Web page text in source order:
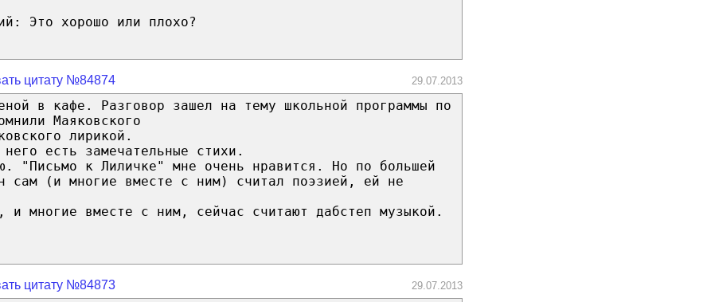
Это хорошо или плохо?
цитату №84874 29.07.2013
в кафе. Разговор зашел на тему школьной программы по
Маяковского
лирикой.
есть замечательные стихи.
"Письмо к Лиличке" мне очень нравится. Но по большей
сам (и многие вместе с ним) считал поэзией, ей не
многие вместе с ним, сейчас считают дабстеп музыкой.
цитату №84873 29.07.2013